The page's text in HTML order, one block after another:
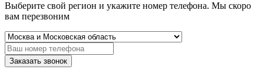
Выберите свой регион и укажите номер телефона. Мы скоро
вам перезвоним
Заказать звонок